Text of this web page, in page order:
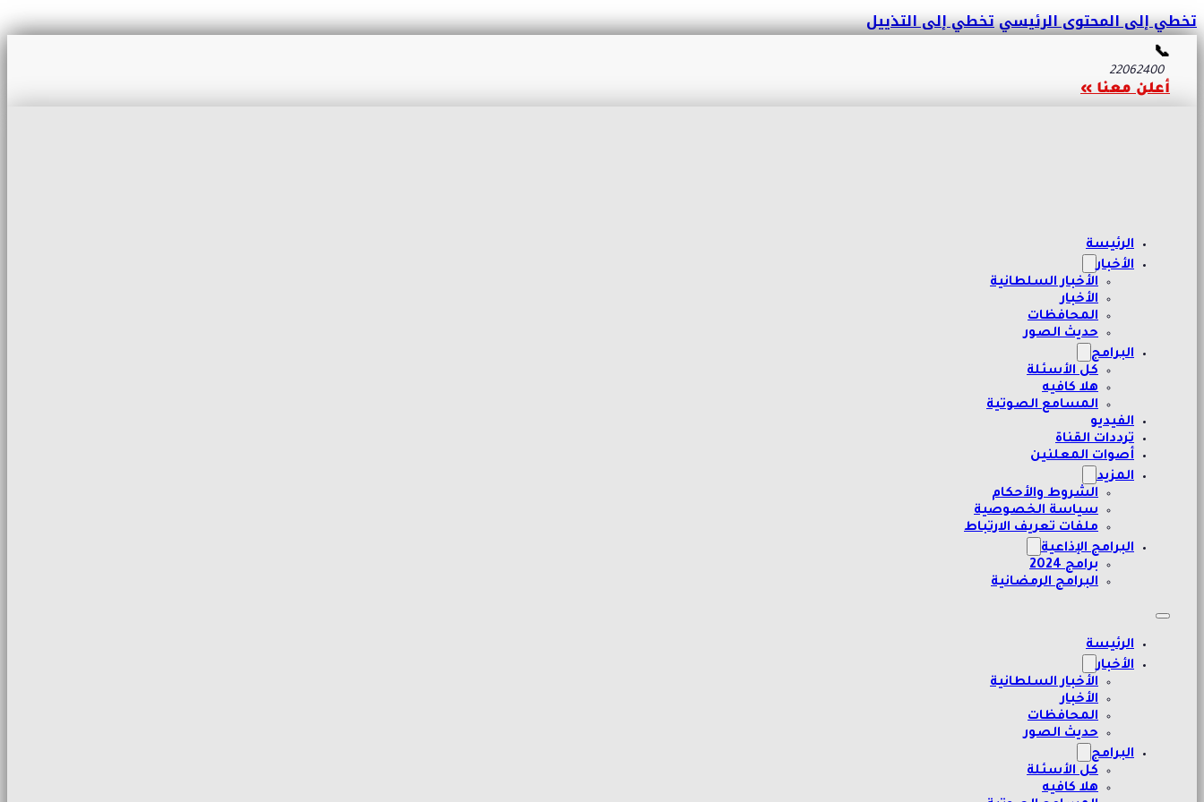
تخطي إلى المحتوى الرئيسيتخطي إلى التذييل
📞
22062400
أعلن معنا »
الرئيسة
الأخبار
الأخبار السلطانية
الأخبار
المحافظات
حديث الصور
البرامج
كل الأسئلة
هلا كافيه
المسامع الصوتية
الفيديو
ترددات القناة
أصوات المعلنين
المزيد
الشروط والأحكام
سياسة الخصوصية
ملفات تعريف الارتباط
البرامج الإذاعية
برامج 2024
البرامج الرمضانية
الرئيسة
الأخبار
الأخبار السلطانية
الأخبار
المحافظات
حديث الصور
البرامج
كل الأسئلة
هلا كافيه